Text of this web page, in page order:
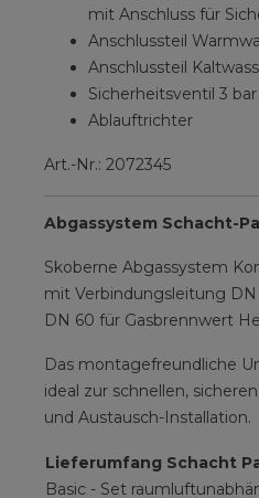
mit Anschluss für
Anschlussteil
Anschlussteil
Sicherheitsventil 3
Ablauftrichter
Art.-Nr.: 2072345
Abgassystem Schacht-
Skoberne Abgassystem
mit Verbindungsleitung
DN 60 für Gasbrennwert
Das montagefreundliche
ideal zur schnellen,
und Austausch-Installation.
Lieferumfang Schacht
Basic - Set